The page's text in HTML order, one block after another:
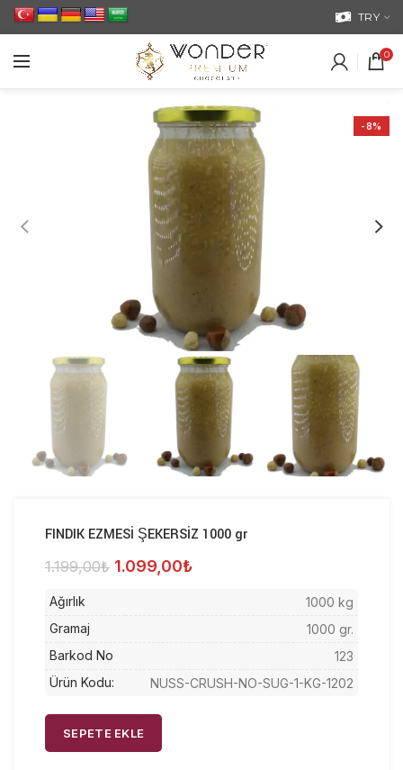
TRY
0
-8%
FINDIK EZMESİ ŞEKERSİZ 1000 gr
1.199,00₺ Orijinal
1.099,00₺Şu
Ağırlık
1000 kg
Gramaj
1000 gr.
Barkod No
123
Ürün Kodu:
NUSS-CRUSH-NO-SUG-1-KG-1202
SEPETE EKLE